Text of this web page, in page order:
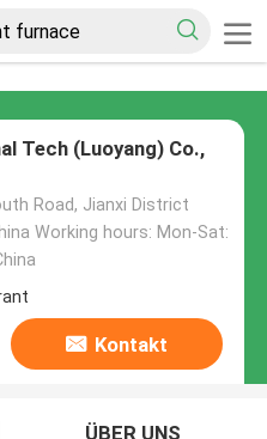
Tech (Luoyang) Co.,
Road, Jianxi District
Working hours: Mon-Sat:
Kontakt
ÜBER UNS